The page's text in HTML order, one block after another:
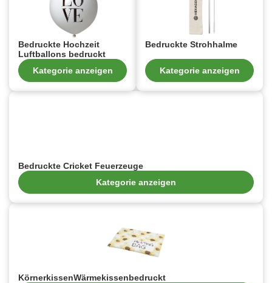
Bedruckte Hochzeit
Luftballons bedruckt
Kategorie anzeigen
Bedruckte Strohhalme
Kategorie anzeigen
Bedruckte Cricket Feuerzeuge
Kategorie anzeigen
KörnerkissenWärmekissenbedruckt